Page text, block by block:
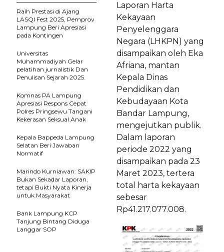
Laporan Harta
Kekayaan
Penyelenggara
Negara (LHKPN) yang
disampaikan oleh Eka
Afriana, mantan
Kepala Dinas
Pendidikan dan
Kebudayaan Kota
Bandar Lampung,
mengejutkan publik.
Dalam laporan
periode 2022 yang
disampaikan pada 23
Maret 2023, tertera
total harta kekayaan
sebesar
Rp41.217.077.008.
Raih Prestasi di Ajang
LASQI Fest 2025, Pemprov
Lampung Beri Apresiasi
pada Kontingen
Universitas
Muhammadiyah Gelar
pelatihan jurnalistik Dan
Penulisan Sejarah 2025.
Komnas PA Lampung
Apresiasi Respons Cepat
Polres Pringsewu Tangani
Kekerasan Seksual Anak
Kepala Bappeda Lampung
Selatan Beri Jawaban
Normatif
Marindo Kurniawan: SAKIP
Bukan Sekadar Laporan,
tetapi Bukti Nyata Kinerja
untuk Masyarakat
Bank Lampung KCP
Tanjung Bintang Diduga
Langgar SOP